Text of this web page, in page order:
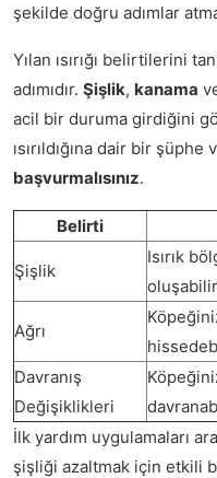
şekilde doğru adımlar
Yılan ısırığı belirtilerini
adımıdır. Şişlik, kanama
acil bir duruma girdiğini
ısırıldığına dair bir şüphe
başvurmalısınız.
Belirti
Şişlik
Isırık
Ağrı
Davranış
Değişiklikleri
İlk yardım uygulamaları
şişliği azaltmak için etkili